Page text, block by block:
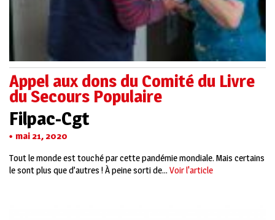
Appel aux dons du Comité du Livre
du Secours Populaire
Filpac-Cgt
mai 21, 2020
Tout le monde est touché par cette pandémie mondiale. Mais certains
le sont plus que d’autres ! À peine sorti de... Voir l'article